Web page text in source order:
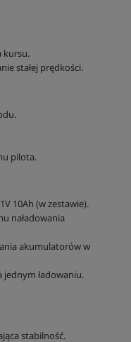
kursu.
stałej prędkości.
pilota.
10Ah (w zestawie).
naładowania
akumulatorów w
ładowaniu.
stabilność.